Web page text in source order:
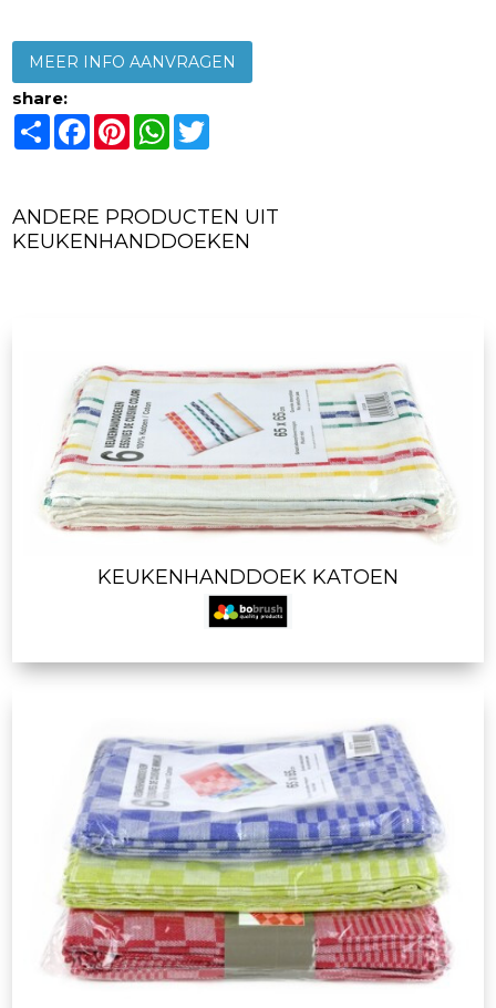
MEER INFO AANVRAGEN
share:
ShareFacebook
PinterestWhatsApp
ANDERE PRODUCTEN UIT
KEUKENHANDDOEKEN
KEUKENHANDDOEK KATOEN